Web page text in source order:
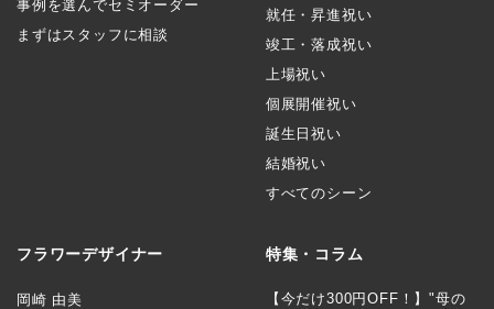
事例を選んでセミオーダー
まずはスタッフに相談
就任・昇進祝い
竣工・落成祝い
上場祝い
個展開催祝い
誕生日祝い
結婚祝い
すべてのシーン
フラワーデザイナー
岡崎 由美
特集・コラム
【今だけ300円OFF！】"母の